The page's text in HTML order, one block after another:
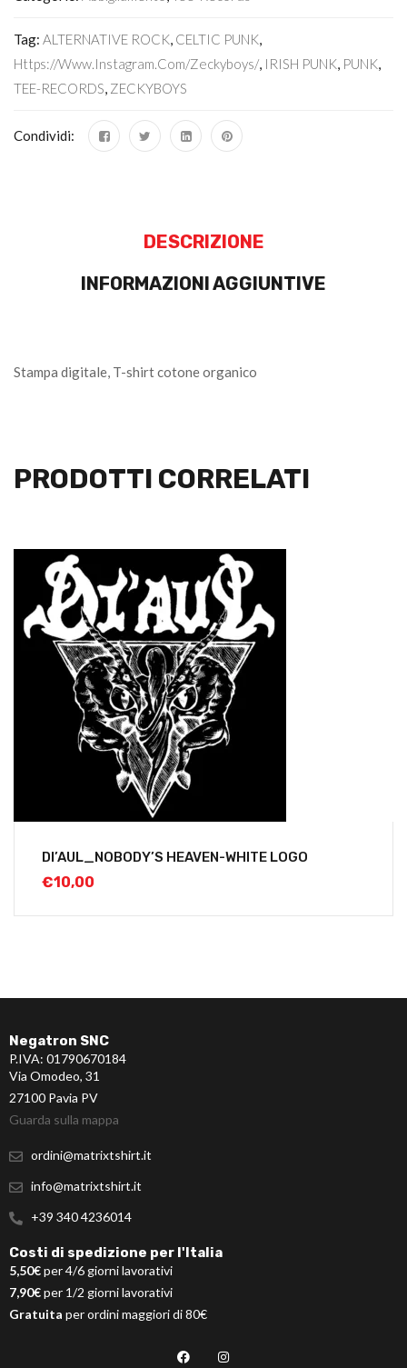
Tag: ALTERNATIVE ROCK, CELTIC PUNK,
Https://www.instagram.com/zeckyboys/, IRISH PUNK, PUNK,
TEE-RECORDS, ZECKYBOYS
Condividi:
DESCRIZIONE
INFORMAZIONI AGGIUNTIVE
Stampa digitale, T-shirt cotone organico
PRODOTTI CORRELATI
DI’AUL_NOBODY’S HEAVEN-WHITE LOGO
€10,00
Negatron SNC
P.IVA: 01790670184
Via Omodeo, 31
27100 Pavia PV
Guarda sulla mappa
ordini@matrixtshirt.it
info@matrixtshirt.it
+39 340 4236014
Costi di spedizione per l'Italia
5,50€per 4/6 giorni lavorativi
7,90€per 1/2 giorni lavorativi
Gratuita per ordini maggiori di 80€